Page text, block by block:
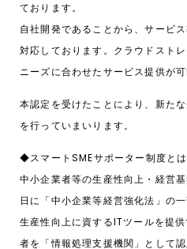
ております。
自社開発であることから、サービ
対応しております。クラウドスト
ニーズに合わせたサービス提供が可
本認定を受けたことにより、新た
を行っていまいります。
◆スマートSMEサポーター制度とは
中小企業者等の生産性向上・経営
日に「中小企業等経営強化法」の
生産性向上に資するITツールを提
者を「情報処理支援機関」として